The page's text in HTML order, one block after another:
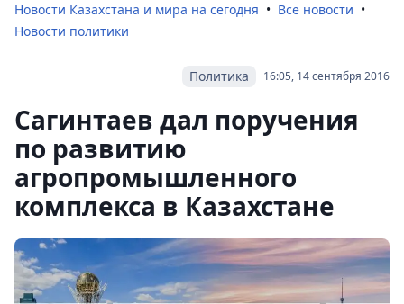
Новости Казахстана и мира на сегодня
Все новости
Новости политики
16:05, 14 сентября 2016
Политика
Сагинтаев дал поручения
по развитию
агропромышленного
комплекса в Казахстане